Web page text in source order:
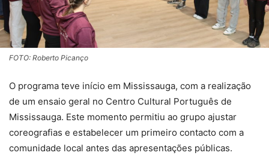
FOTO: Roberto Picanço
O programa teve início em Mississauga, com a realização
de um ensaio geral no Centro Cultural Português de
Mississauga. Este momento permitiu ao grupo ajustar
coreografias e estabelecer um primeiro contacto com a
comunidade local antes das apresentações públicas.